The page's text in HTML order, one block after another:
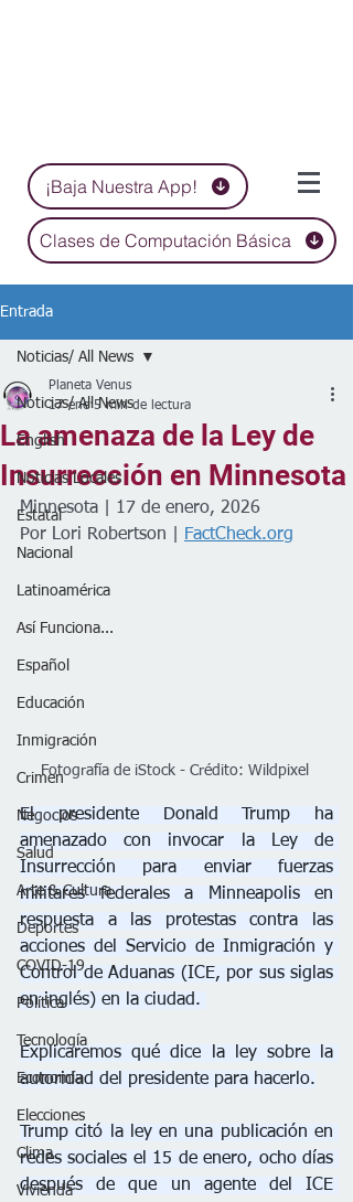
¡Baja Nuestra App!
Clases de Computación Básica
Entrada
Noticias/ All News
English
Noticias Locales
Estatal
Nacional
Latinoamérica
Así Funciona...
Español
Educación
Inmigración
Crimen
Negocios
Salud
Arte & Cultura
Deportes
COVID-19
Política
Tecnología
Economía
Elecciones
Clima
Vivienda
Noticias/ All News
La amenaza de la Ley de
Insurrección en Minnesota
Planeta Venus
17 ene 5 min de lectura
Minnesota | 17 de enero, 2026
Por Lori Robertson |
FactCheck.org
Fotografía de iStock - Crédito: Wildpixel
El presidente Donald Trump ha
amenazado con invocar la Ley de
Insurrección para enviar fuerzas
militares federales a Minneapolis en
respuesta a las protestas contra las
acciones del Servicio de Inmigración y
Control de Aduanas (ICE, por sus siglas
en inglés) en la ciudad.
Explicaremos qué dice la ley sobre la
autoridad del presidente para hacerlo.
Trump citó la ley en una publicación en
redes sociales el 15 de enero, ocho días
después de que un agente del ICE